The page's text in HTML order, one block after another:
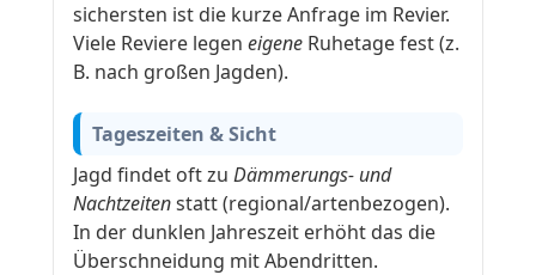
sichersten ist die kurze Anfrage im Revier.
Viele Reviere legen eigene Ruhetage fest (z.
B. nach großen Jagden).
Tageszeiten & Sicht
Jagd findet oft zu Dämmerungs- und
Nachtzeitenstatt (regional/artenbezogen).
In der dunklen Jahreszeit erhöht das die
Überschneidung mit Abendritten.